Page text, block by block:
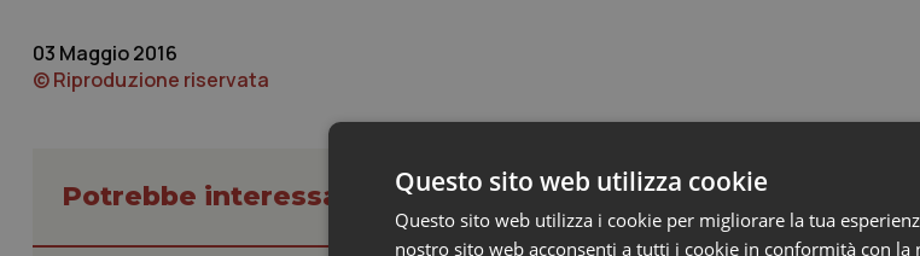
03 Maggio 2016
© Riproduzione riservata
Potrebbe interessarti in Studi e Analisi
Questo sito web utilizza cookie
Questo sito web utilizza i cookie per migliorare la tua
nostro sito web acconsenti a tutti i cookie in conformità con la